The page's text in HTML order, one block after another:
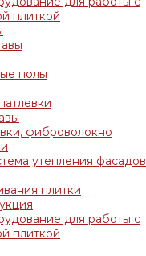
плиткой
полы
фиброволокно
утепления фасадов
плитки
для работы с
плиткой